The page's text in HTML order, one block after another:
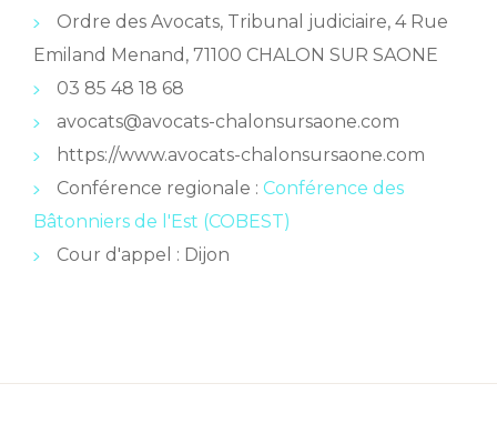
Ordre des Avocats, Tribunal judiciaire, 4 Rue
Emiland Menand, 71100 CHALON SUR SAONE
03 85 48 18 68
avocats@avocats-chalonsursaone.com
https://www.avocats-chalonsursaone.com
Conférence regionale : Conférence des
Bâtonniers de l'Est (COBEST)
Cour d'appel : Dijon